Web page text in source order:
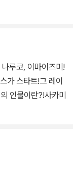
루코, 이마이즈미!
가 스타트!그 레이
인물이란?!사카미